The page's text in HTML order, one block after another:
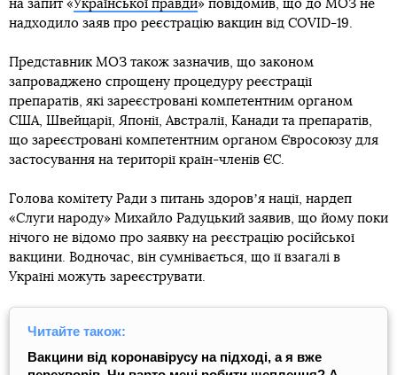
на запит «Української правди» повідомив, що до МОЗ не
надходило заяв про реєстрацію вакцин від COVID-19.
Представник МОЗ також зазначив, що законом
запроваджено спрощену процедуру реєстрації
препаратів, які зареєстровані компетентним органом
США, Швейцарії, Японії, Австралії, Канади та препаратів,
що зареєстровані компетентним органом Євросоюзу для
застосування на території країн-членів ЄС.
Голова комітету Ради з питань здоровʼя нації, нардеп
«Слуги народу» Михайло Радуцький заявив, що йому поки
нічого не відомо про заявку на реєстрацію російської
вакцини. Водночас, він сумнівається, що її взагалі в
Україні можуть зареєструвати.
Читайте також:
Вакцини від коронавірусу на підході, а я вже